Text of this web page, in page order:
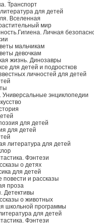
Транспорт
для детей
Вселенная
мир
Личная
мальчикам
девочкам
жизнь. Динозавры
для детей и подростков
личностей для детей
Универсальные энциклопедии
для детей
для детей
литература для детей
Фэнтези
о детях
для детей
повести и рассказы
проза
Детективы
о животных
школьной программы
для детей
Фэнтези